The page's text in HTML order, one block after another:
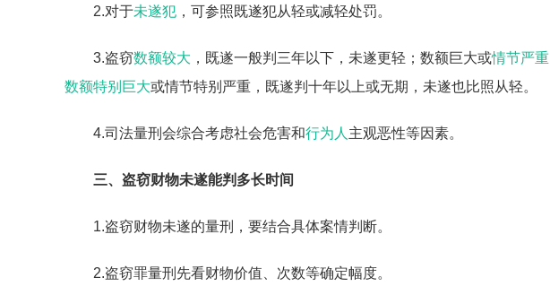
2.对于未遂犯 ，可参照既遂犯从轻或减轻处罚。
3.盗窃数额较大 ，既遂一般判三年以下，未遂更轻；数额巨大或情节严重
数额特别巨大或情节特别严重，既遂判十年以上或无期，未遂也比照从轻。
4.司法量刑会综合考虑社会危害和行为人 主观恶性等因素。
三、盗窃财物未遂能判多长时间
1.盗窃财物未遂的量刑，要结合具体案情判断。
2.盗窃罪量刑先看财物价值、次数等确定幅度。